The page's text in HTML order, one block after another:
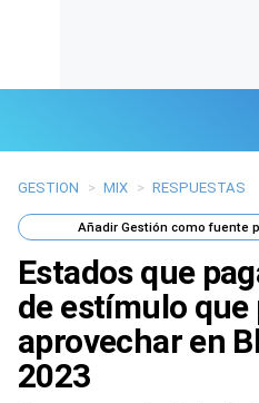
Últimas Noticias
Mi Bolsillo
Respuestas
Gente
GESTION > MIX > RESPUESTAS
AñadirGestión como fuente
Estados que
de estímulo que
aprovechar en
2023